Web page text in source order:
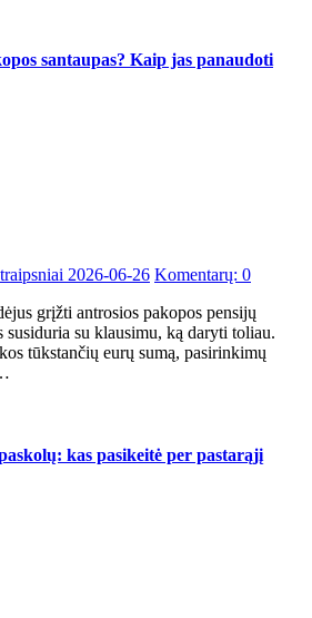
santaupas? Kaip jas panaudoti
2026-06-26 Komentarų: 0
susiduria su klausimu, ką daryti toliau.
tūkstančių eurų sumą, pasirinkimų
kas pasikeitė per pastarąjį